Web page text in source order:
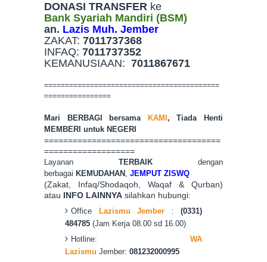
DONASI TRANSFER ke
Bank Syariah Mandiri (BSM)
an. Lazis Muh. Jember
ZAKAT: 7011737368
INFAQ: 7011737352
KEMANUSIAAN: 7011867671
==========================================
================
Mari BERBAGI bersama KAMI , Tiada Henti
MEMBERI untuk NEGERI
=====================================
===================
Layanan TERBAIK dengan
berbagai KEMUDAHAN , JEMPUT ZISWQ
(Zakat, Infaq/Shodaqoh, Waqaf & Qurban)
atau INFO LAINNYA silahkan hubungi:
Office Lazismu Jember : (0331)
484785 (Jam Kerja 08.00 sd 16.00)
Hotline: WA
Lazismu Jember: 081232000995